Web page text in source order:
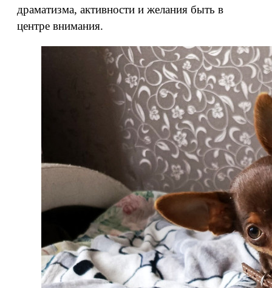
драматизма, активности и желания быть в
центре внимания.